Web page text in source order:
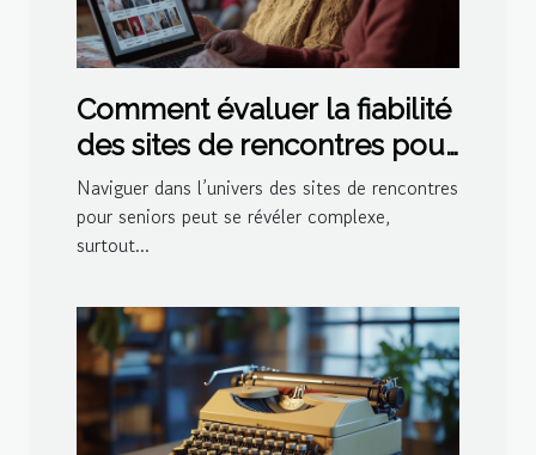
Comment évaluer la fiabilité
des sites de rencontres pour
seniors
Naviguer dans l’univers des sites de rencontres
pour seniors peut se révéler complexe,
surtout...